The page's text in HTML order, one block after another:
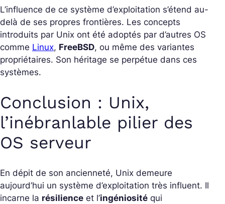
L’influence de ce système d’exploitation s’étend au-
delà de ses propres frontières. Les concepts
introduits par Unix ont été adoptés par d’autres OS
comme Linux, FreeBSD, ou même des variantes
propriétaires. Son héritage se perpétue dans ces
systèmes.
Conclusion : Unix,
l’inébranlable pilier des
OS serveur
En dépit de son ancienneté, Unix demeure
aujourd’hui un système d’exploitation très influent. Il
incarne la résilience et l’ingéniosité qui